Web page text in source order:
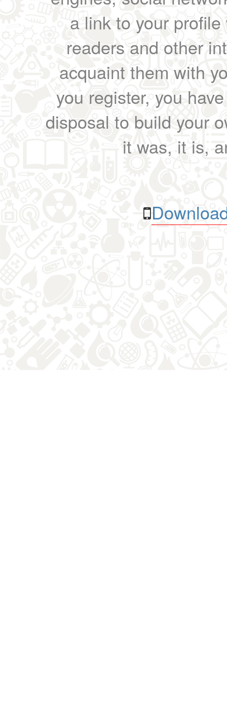
a link to your
readers and other
acquaint them with
you register, you
disposal to build your
it was, it is,